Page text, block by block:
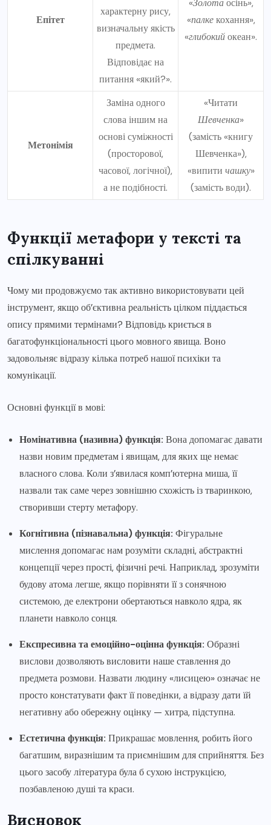
Епітет
характерну рису,
визначальну якість
предмета.
Відповідає на
питання «який?».
«Золотаосінь»,
«палкекохання»,
«глибокийокеан».
Метонімія
Заміна одного
слова іншим на
основі суміжності
(просторової,
часової, логічної),
а не подібності.
«Читати
Шевченка»
(замість «книгу
Шевченка»),
«випити чашку»
(замість води).
Функції метафори у тексті та
спілкуванні
Чому ми продовжуємо так активно використовувати цей
інструмент, якщо об’єктивна реальність цілком піддається
опису прямими термінами? Відповідь криється в
багатофункціональності цього мовного явища. Воно
задовольняє відразу кілька потреб нашої психіки та
комунікації.
Основні функції в мові:
Номінативна (називна) функція: Вона допомагає давати
назви новим предметам і явищам, для яких ще немає
власного слова. Коли з’явилася комп’ютерна миша, її
назвали так саме через зовнішню схожість із тваринкою,
створивши стерту метафору.
Когнітивна (пізнавальна) функція: Фігуральне
мислення допомагає нам розуміти складні, абстрактні
концепції через прості, фізичні речі. Наприклад, зрозуміти
будову атома легше, якщо порівняти її з сонячною
системою, де електрони обертаються навколо ядра, як
планети навколо сонця.
Експресивна та емоційно-оцінна функція: Образні
вислови дозволяють висловити наше ставлення до
предмета розмови. Назвати людину «лисицею» означає не
просто констатувати факт її поведінки, а відразу дати їй
негативну або обережну оцінку — хитра, підступна.
Естетична функція: Прикрашає мовлення, робить його
багатшим, виразнішим та приємнішим для сприйняття. Без
цього засобу література була б сухою інструкцією,
позбавленою душі та краси.
Висновок